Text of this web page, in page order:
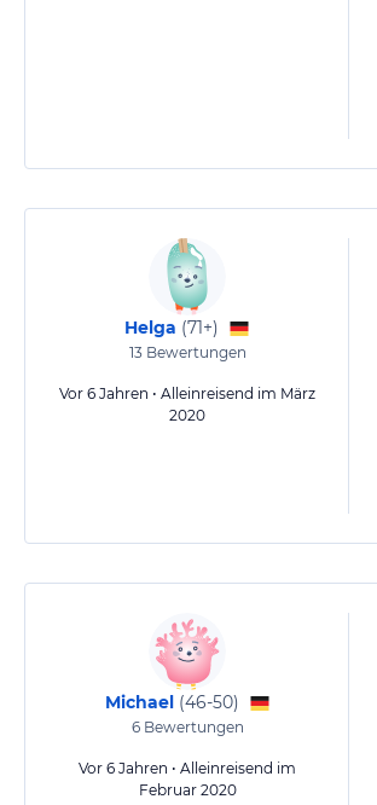
Helga (71+)
13Bewertungen
Vor 6 Jahren • Alleinreisend im März
2020
Michael (46-50)
6Bewertungen
Vor 6 Jahren • Alleinreisend im
Februar 2020